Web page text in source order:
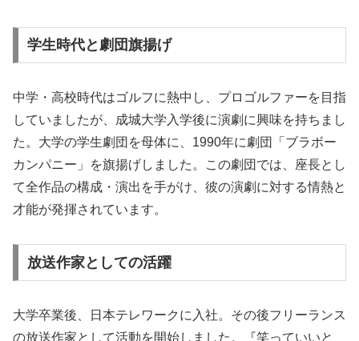
学生時代と劇団旗揚げ
中学・高校時代はゴルフに熱中し、プロゴルファーを目指
していましたが、成城大学入学後に演劇に興味を持ちまし
た。大学の学生劇団を母体に、1990年に劇団「ブラボー
カンパニー」を旗揚げしました。この劇団では、座長とし
て全作品の構成・演出を手がけ、彼の演劇に対する情熱と
才能が発揮されています。
放送作家としての活躍
大学卒業後、日本テレワークに入社。その後フリーランス
の放送作家として活動を開始しました。『笑っていいと